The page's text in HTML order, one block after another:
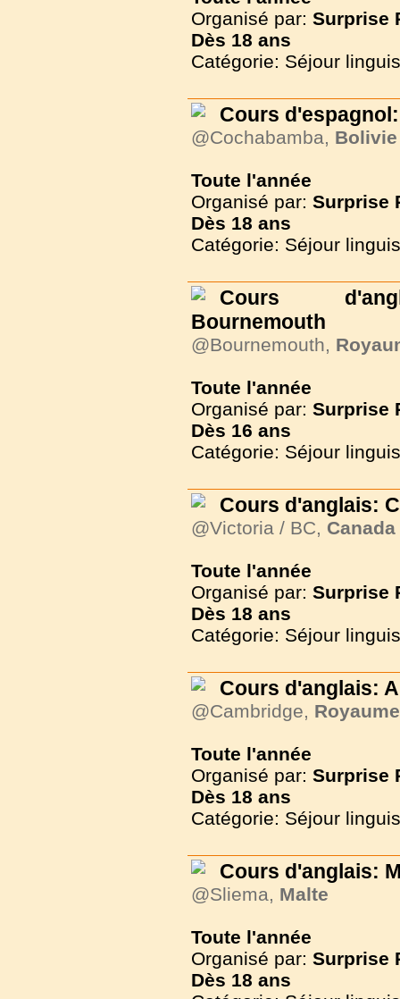
Organisé par: Surprise
Dès 18 ans
Catégorie: Séjour
Cours
@Cochabamba, Bolivie
Toute l'année
Organisé par: Surprise
Dès 18 ans
Catégorie: Séjour
Cours
Bournemouth
@Bournemouth,
Toute l'année
Organisé par: Surprise
Dès 16 ans
Catégorie: Séjour
Cours d'anglais:
@Victoria / BC, Canada
Toute l'année
Organisé par: Surprise
Dès 18 ans
Catégorie: Séjour
Cours d'anglais:
@Cambridge,
Toute l'année
Organisé par: Surprise
Dès 18 ans
Catégorie: Séjour
Cours d'anglais:
@Sliema, Malte
Toute l'année
Organisé par: Surprise
Dès 18 ans